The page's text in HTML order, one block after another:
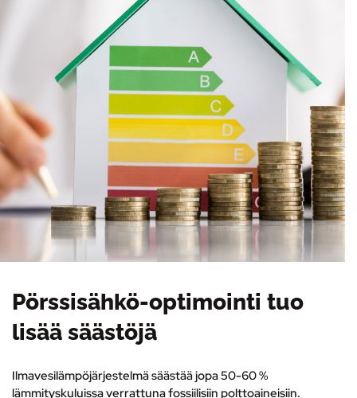
Pörssisähkö-optimointi tuo
lisää säästöjä
Ilmavesilämpöjärjestelmä säästää jopa 50-60 %
lämmityskuluissa verrattuna fossiilisiin polttoaineisiin.